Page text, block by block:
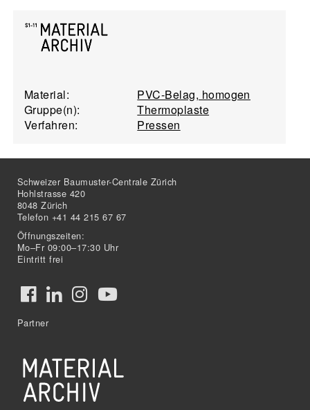
Material:
PVC-Belag, homogen
Gruppe(n):
Thermoplaste
Verfahren:
Pressen
Schweizer Baumuster-Centrale Zürich
Hohlstrasse 420
8048 Zürich
Telefon +41 44 215 67 67
Öffnungszeiten:
Mo–Fr 09:00–17:30 Uhr
Eintritt frei
Partner